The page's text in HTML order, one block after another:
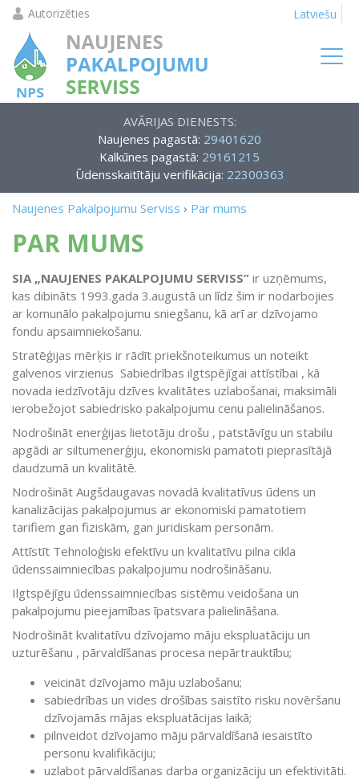
Autorizēties Latviešu
AVĀRIJAS DIENESTS:
Naujenes pagastā: 29401620
Kalkūnes pagastā: 29161215
Ūdensskaitītāju verifikācija: 22300363
Naujenes Pakalpojumu Serviss › Par mums
PAR MUMS
SIA „NAUJENES PAKALPOJUMU SERVISS” ir uzņēmums,
kas dibināts 1993.gada 3.augustā un līdz šim ir nodarbojies
ar komunālo pakalpojumu sniegšanu, kā arī ar dzīvojamo
fondu apsaimniekošanu.
Stratēģijas mērķis ir rādīt priekšnoteikumus un noteikt
galvenos virzienus Sabiedrības ilgtspējīgai attīstībai , kā
novada iedzīvotāju dzīves kvalitātes uzlabošanai, maksimāli
ierobežojot sabiedrisko pakalpojumu cenu palielināšanos.
Nodrošināt enerģijas lietotāju drošu , patstāvīgu un stabilu
apgādi ar siltumenerģiju, ekonomiski pamatoti pieprasītājā
daudzumā un kvalitātē.
Nodrošināt Augšdaugavas novadā kvalitatīvus ūdens un
kanalizācijas pakalpojumus ar ekonomiski pamatotiem
tarifiem gan fiziskām, gan juridiskam personām.
Attīstīt Tehnoloģiski efektīvu un kvalitatīvu pilna cikla
ūdenssaimniecības pakalpojumu nodrošināšanu.
Ilgtspējīgu ūdenssaimniecības sistēmu veidošana un
pakalpojumu pieejamības īpatsvara palielināšana.
Nodrošināt kvalitatīvu dzīvojamo māju ekspluatāciju un
uzturēšanu , pārvaldīšanas procesa nepārtrauktību;
veicināt dzīvojamo māju uzlabošanu;
sabiedrības un vides drošības saistīto risku novēršanu
dzīvojamās mājas ekspluatācijas laikā;
pilnveidot dzīvojamo māju pārvaldīšanā iesaistīto
personu kvalifikāciju;
uzlabot pārvaldīšanas darba organizāciju un efektivitāti.